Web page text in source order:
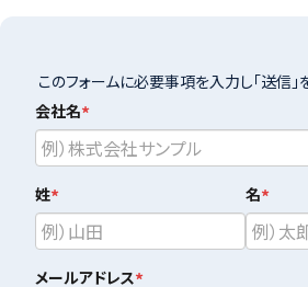
このフォームに必要事項を入力し「送信」
会社名*
姓* 名*
メールアドレス*